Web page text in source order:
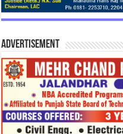
Advertisement